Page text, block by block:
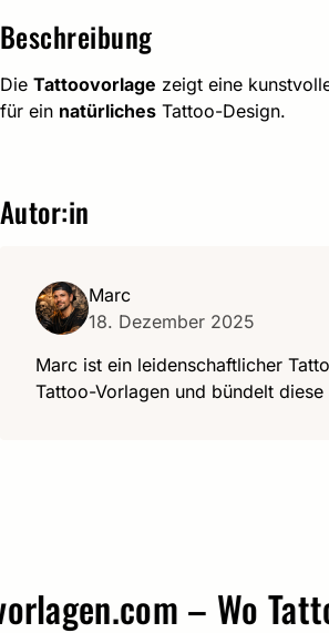
Beschreibung
Die Tattoovorlage zeigt eine
für ein natürliches Tattoo-Design.
Autor:in
Marc
18. Dezember 2025
Marc ist ein leidenschaftlicher
Tattoo-Vorlagen und bündelt
– Wo Tattoo-